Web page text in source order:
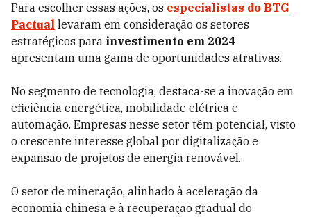
Para escolher essas ações, os especialistas do BTG
Pactual levaram em consideração os setores
estratégicos para investimento em 2024
apresentam uma gama de oportunidades atrativas.
No segmento de tecnologia, destaca-se a inovação em
eficiência energética, mobilidade elétrica e
automação. Empresas nesse setor têm potencial, visto
o crescente interesse global por digitalização e
expansão de projetos de energia renovável.
O setor de mineração, alinhado à aceleração da
economia chinesa e à recuperação gradual do